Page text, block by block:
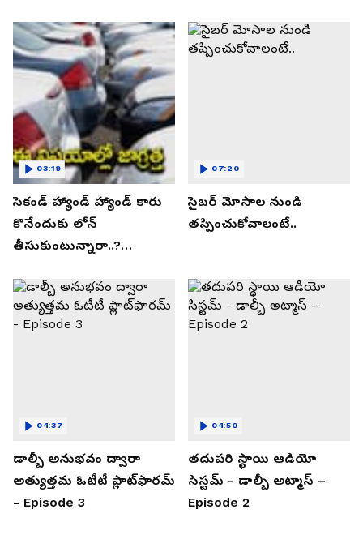
సెకండ్ హ్యాండ్ హ్యాండ్ కారు
కొనేందుకు లోన్
తీసుకుంటున్నారా..?
తెలుసుకోండి..!
03:19
సైబర్ మోసాల నుండి
తప్పించుకోవాలంటే..
07:20
డాల్బీ అనుభవం ద్వారా
అత్యుత్తమ ఓటీటీ ప్లాట్‌ఫారమ్
- Episode 3
04:37
తదుపరి స్థాయి ఆడియో
సిస్టమ్ - డాల్బీ అట్మాస్ –
Episode 2
04:50